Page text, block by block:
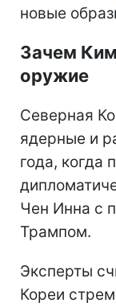
новые
Зачем
оружие
Северная
ядерные и
года, когда
Чен Инна с
Трампом.
Эксперты
Кореи